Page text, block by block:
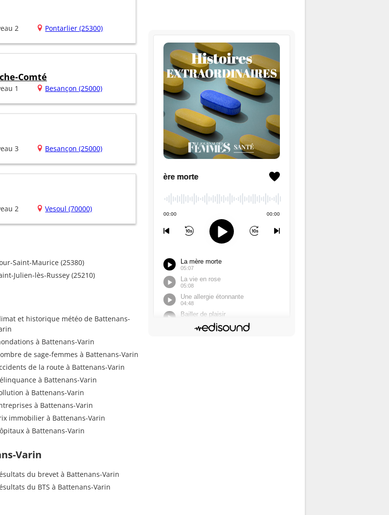
2 Pontarlier (25300)
Comté
1 Besançon (25000)
3 Besançon (25000)
2 Vesoul (70000)
Saint-Maurice (25380)
Julien-lès-Russey (25210)
et historique météo de Battenans-
à Battenans-Varin
de sage-femmes à Battenans-Varin
de la route à Battenans-Varin
à Battenans-Varin
à Battenans-Varin
à Battenans-Varin
immobilier à Battenans-Varin
à Battenans-Varin
Varin
du brevet à Battenans-Varin
du BTS à Battenans-Varin